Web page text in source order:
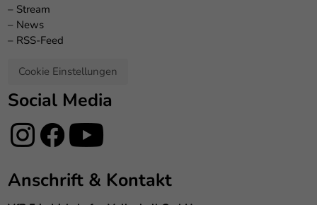
– Stream
– News
– RSS-Feed
Cookie Einstellungen
Social Media
Anschrift & Kontakt